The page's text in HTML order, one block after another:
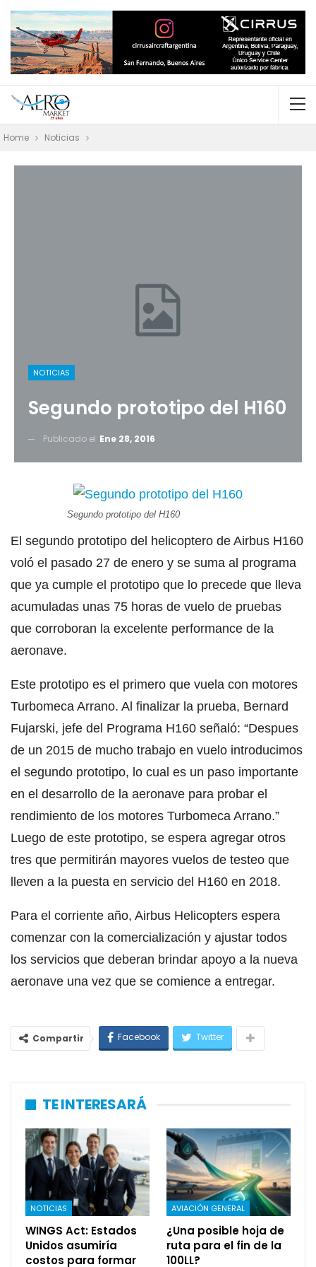
Home Noticias
NOTICIAS
Segundo prototipo del H160
Publicado el Ene 28, 2016
Segundo prototipo del H160
El segundo prototipo del helicoptero de Airbus H160
voló el pasado 27 de enero y se suma al programa
que ya cumple el prototipo que lo precede que lleva
acumuladas unas 75 horas de vuelo de pruebas
que corroboran la excelente performance de la
aeronave.
Este prototipo es el primero que vuela con motores
Turbomeca Arrano. Al finalizar la prueba, Bernard
Fujarski, jefe del Programa H160 señaló: “Despues
de un 2015 de mucho trabajo en vuelo introducimos
el segundo prototipo, lo cual es un paso importante
en el desarrollo de la aeronave para probar el
rendimiento de los motores Turbomeca Arrano.”
Luego de este prototipo, se espera agregar otros
tres que permitirán mayores vuelos de testeo que
lleven a la puesta en servicio del H160 en 2018.
Para el corriente año, Airbus Helicopters espera
comenzar con la comercialización y ajustar todos
los servicios que deberan brindar apoyo a la nueva
aeronave una vez que se comience a entregar.
Compartir Facebook Twitter
TE INTERESARÁ
NOTICIAS
WINGS Act: Estados
Unidos asumiría
costos para formar
AVIACIÓN GENERAL
¿Una posible hoja de
ruta para el fin de la
100LL?